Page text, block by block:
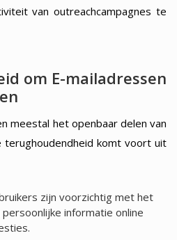
van outreachcampagnes te
om E-mailadressen
meestal het openbaar delen van
terughoudendheid komt voort uit
zijn voorzichtig met het
informatie online